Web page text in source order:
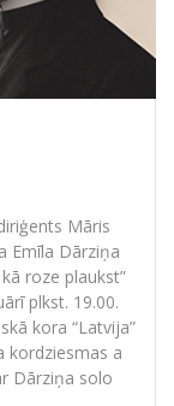
Māris
Emīla Dārziņa
roze plaukst”
plkst. 19.00.
kora “Latvija”
kordziesmas a
Dārziņa solo